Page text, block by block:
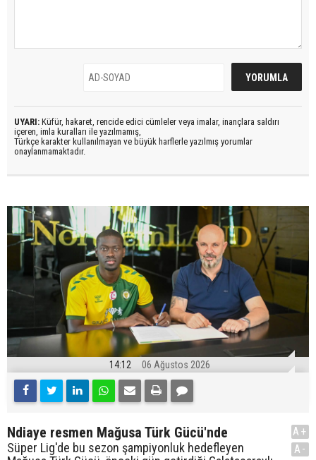
UYARI: Küfür, hakaret, rencide edici cümleler veya imalar, inançlara saldırı
içeren, imla kuralları ile yazılmamış,
Türkçe karakter kullanılmayan ve büyük harflerle yazılmış yorumlar
onaylanmamaktadır.
14:12 06 Ağustos 2026
Ndiaye resmen Mağusa Türk Gücü'nde
Süper Lig'de bu sezon şampiyonluk hedefleyen
A+
A-